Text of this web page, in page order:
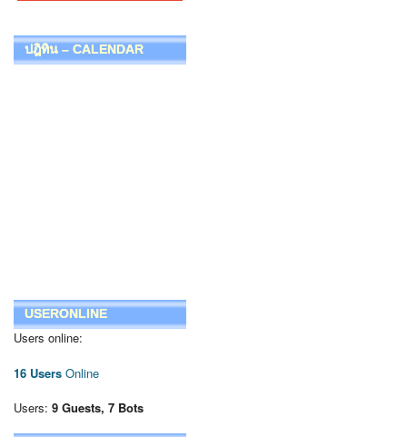
ปฎิทิน – CALENDAR
USERONLINE
Users online:
16 Users Online
Users: 9 Guests, 7 Bots